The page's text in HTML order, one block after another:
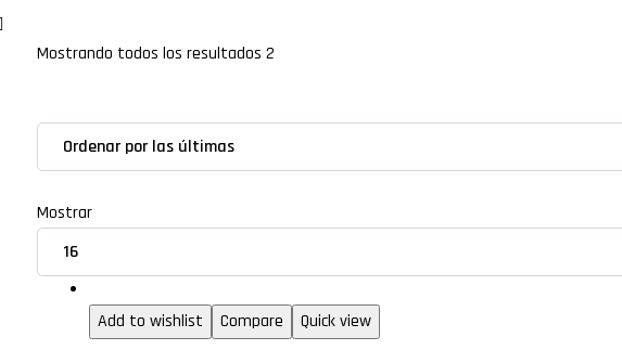
Mostrando todos los resultados 2
Mostrar
Add to wishlist
Compare Quick view